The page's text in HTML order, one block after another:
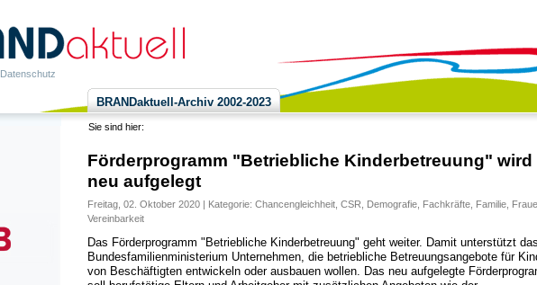
Datenschutz
BRANDaktuell-Archiv 2002-2023
Sie sind hier:
Förderprogramm "Betriebliche Kinderbetreuung" wird
neu aufgelegt
Freitag, 02. Oktober 2020 | Kategorie: Chancengleichheit, CSR Demografie, Fachkräfte, Familie,
Vereinbarkeit
Das Förderprogramm "Betriebliche Kinderbetreuung" geht weiter. Damit unterstützt das
Bundesfamilienministerium Unternehmen, die betriebliche Betreuungsangebote für
von Beschäftigten entwickeln oder ausbauen wollen. Das neu aufgelegte